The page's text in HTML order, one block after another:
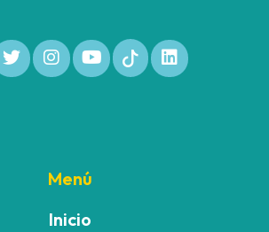
Menú
Inicio